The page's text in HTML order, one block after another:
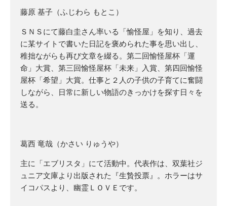
藤原 基子（ふじわら もとこ）
ＳＮＳにて藤白圭さん率いる「愉怪屋」を知り、過去
に某サイトで書いた日記を褒められた事を思い出し、
稚拙ながらも再び文章を綴る。第二回愉怪屋杯「運
命」大賞、第三回愉怪屋杯「未来」入賞、第四回愉怪
屋杯「希望」大賞。仕事と２人の子供の子育てに奮闘
しながら、日常に新しい物語のきっかけを探す日々を
送る。
葛西 竜哉（かさい りゅうや）
主に「エブリスタ」にて活動中。代表作は、双葉社ジ
ュニア文庫より出版された『生贄投票』。ホラーはサ
イコパスより、幽霊ＬＯＶＥです。